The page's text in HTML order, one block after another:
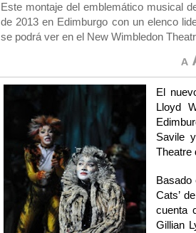
Este montaje del emblemático musical
de 2013 en Edimburgo con un elenco
se podrá ver en el New Wimbledon
El
Lloyd
Savile
Theatre
Basado
Cats’
cuenta
Gillian